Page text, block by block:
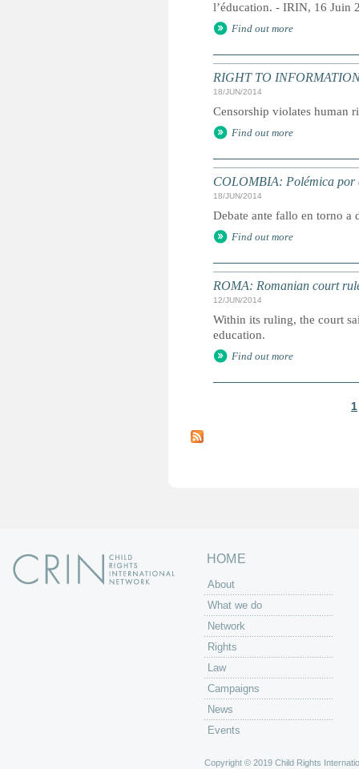
l’éducation. - IRIN, 16 Juin
Find out more
RIGHT TO
18/JUN/2014
Censorship violates human
Find out more
COLOMBIA: Polémica por
18/JUN/2014
Debate ante fallo en torno a
Find out more
ROMA: Romanian court
12/JUN/2014
Within its ruling, the court
education.
Find out more
a
1
HOME
About
What we do
Network
Rights
Law
Campaigns
News
Events
Copyright © 2019 Child Rights